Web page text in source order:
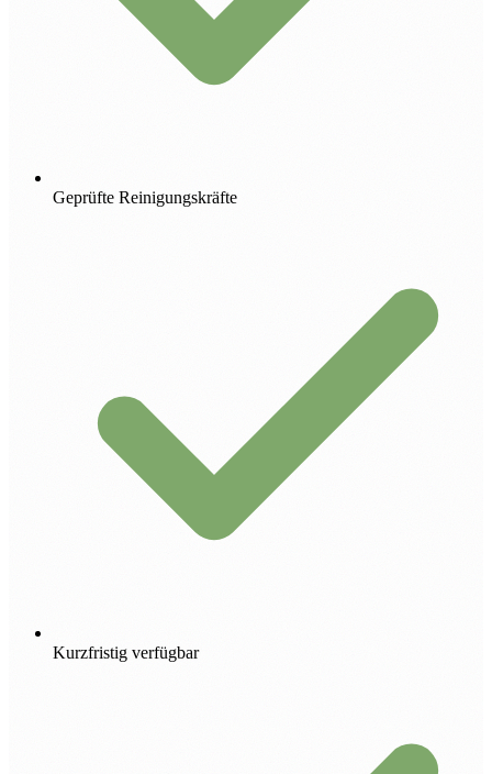
Geprüfte Reinigungskräfte
Kurzfristig verfügbar